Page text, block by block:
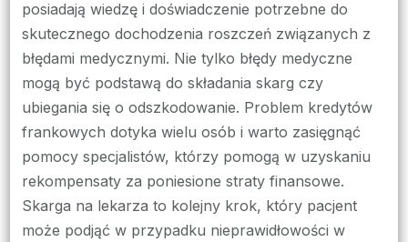
posiadają wiedzę i doświadczenie potrzebne do
skutecznego dochodzenia roszczeń związanych z
błędami medycznymi. Nie tylko błędy medyczne
mogą być podstawą do składania skarg czy
ubiegania się o odszkodowanie. Problem kredytów
frankowych dotyka wielu osób i warto zasięgnąć
pomocy specjalistów, którzy pomogą w uzyskaniu
rekompensaty za poniesione straty finansowe.
Skarga na lekarza to kolejny krok, który pacjent
może podjąć w przypadku nieprawidłowości w